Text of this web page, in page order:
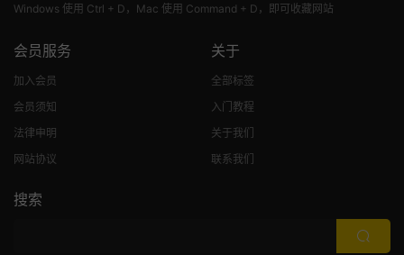
Windows 使用 Ctrl + D，Mac 使用 Command + D，即可收藏网站
会员服务
加入会员
会员须知
法律申明
网站协议
关于
全部标签
入门教程
关于我们
联系我们
搜索